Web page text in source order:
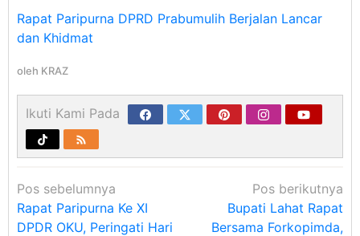
Rapat Paripurna DPRD Prabumulih Berjalan Lancar
dan Khidmat
oleh KRAZ
Ikuti Kami Pada
Navigasi
pos
Pos sebelumnya
Rapat Paripurna Ke XI
DPDR OKU, Peringati Hari
Pos berikutnya
Bupati Lahat Rapat
Bersama Forkopimda,